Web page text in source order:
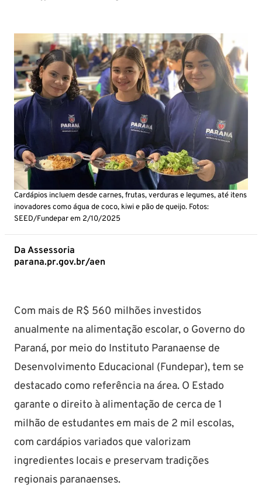
Cardápios incluem desde carnes, frutas, verduras e legumes, até itens
inovadores como água de coco, kiwi e pão de queijo. Fotos:
SEED/Fundepar em 2/10/2025
Da Assessoria
parana.pr.gov.br/aen
Com mais de R$ 560 milhões investidos
anualmente na alimentação escolar, o Governo do
Paraná, por meio do Instituto Paranaense de
Desenvolvimento Educacional (Fundepar), tem se
destacado como referência na área. O Estado
garante o direito à alimentação de cerca de 1
milhão de estudantes em mais de 2 mil escolas,
com cardápios variados que valorizam
ingredientes locais e preservam tradições
regionais paranaenses.